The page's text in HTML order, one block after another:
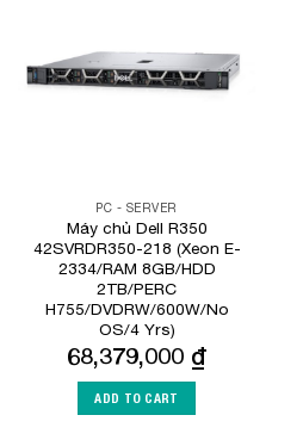
PC - SERVER
Máy chủ Dell R350
42SVRDR350-218 (Xeon E-
2334/RAM 8GB/HDD
2TB/PERC
H755/DVDRW/600W/No
OS/4 Yrs)
68,379,000 ₫
ADD TO CART